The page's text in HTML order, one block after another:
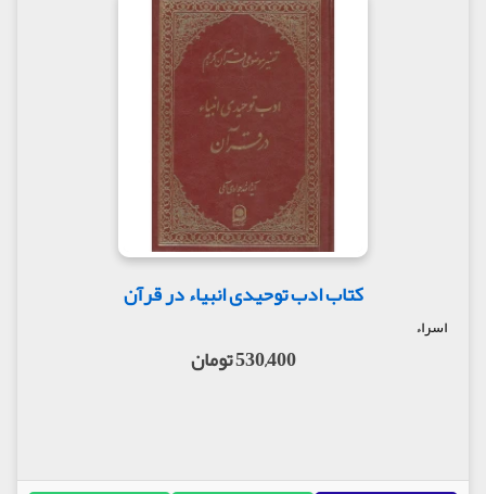
کتاب ادب توحیدی انبیاء در قرآن
اسراء
530,400 تومان